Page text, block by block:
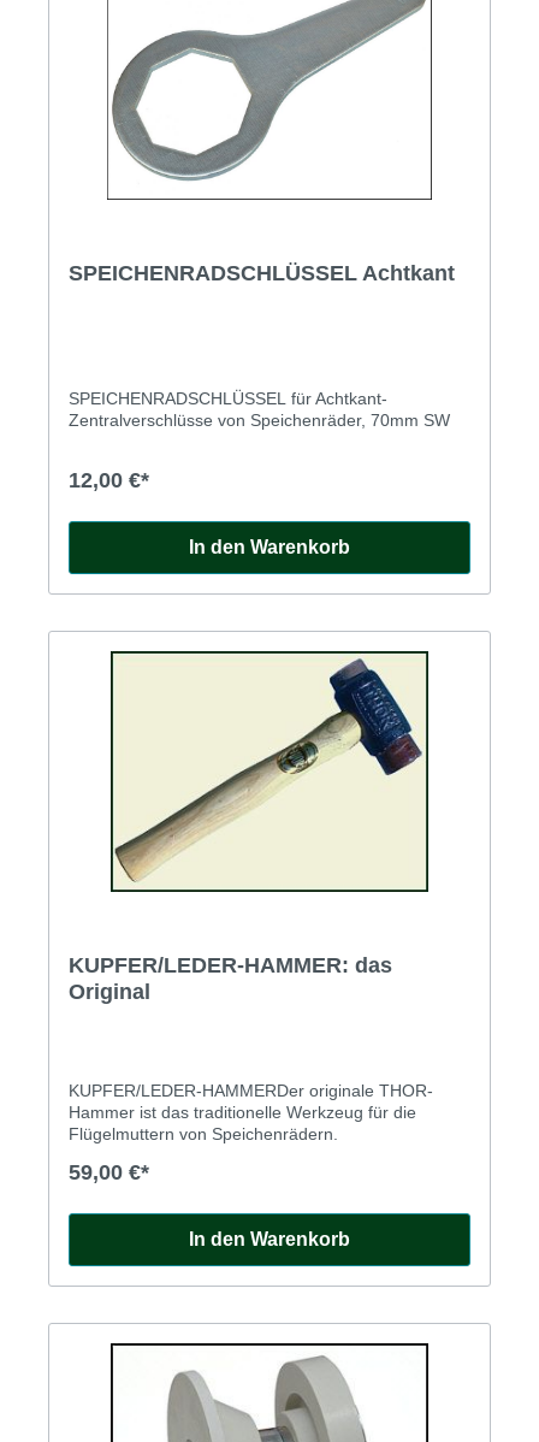
SPEICHENRADSCHLÜSSEL Achtkant
SPEICHENRADSCHLÜSSEL für Achtkant-
Zentralverschlüsse von Speichenräder, 70mm SW
12,00 €*
In den Warenkorb
KUPFER/LEDER-HAMMER: das
Original
KUPFER/LEDER-HAMMERDer originale THOR-
Hammer ist das traditionelle Werkzeug für die
Flügelmuttern von Speichenrädern.
59,00 €*
In den Warenkorb